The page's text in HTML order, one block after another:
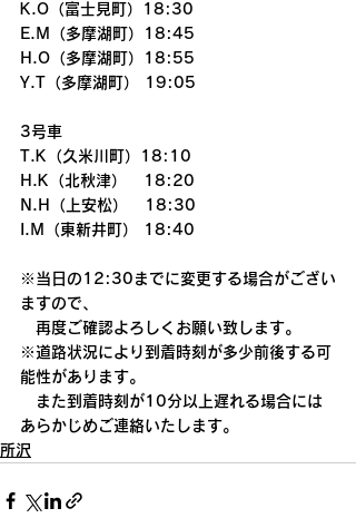
K.O（富士見町）18:30
E.M（多摩湖町）18:45
H.O（多摩湖町）18:55
Y.T（多摩湖町） 19:05
3号車
T.K（久米川町）18:10
H.K（北秋津）   18:20
N.H（上安松）   18:30
I.M（東新井町） 18:40
※当日の12:30までに変更する場合がござい
ますので、
再度ご確認よろしくお願い致します。
※道路状況により到着時刻が多少前後する可
能性があります。
また到着時刻が10分以上遅れる場合には
あらかじめご連絡いたします。
所沢